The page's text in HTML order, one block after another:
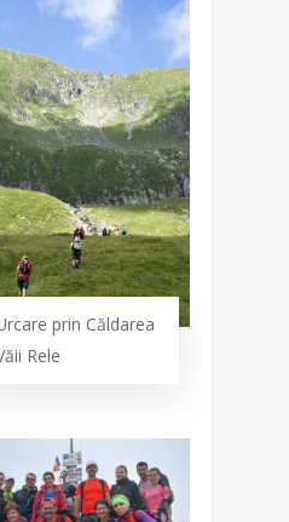
prin Căldarea
Rele